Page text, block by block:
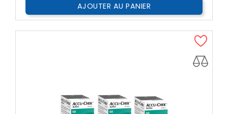
AJOUTER AU PANIER